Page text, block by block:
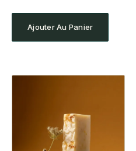
basé sur
clientAjouter Au Panier